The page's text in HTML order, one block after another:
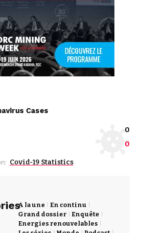
Cases
0
0
Covid-19 Statistics
A la une
En continu
Grand dossier
Enquête
Energies renouvelables